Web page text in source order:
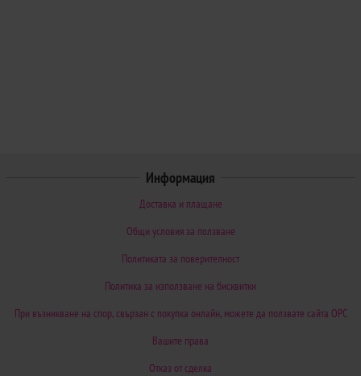
Информация
Доставка и плащане
Общи условия за ползване
Политиката за поверителност
Политика за използване на бисквитки
При възникване на спор, свързан с покупка онлайн, можете да ползвате сайта ОРС
Вашите права
Отказ от сделка